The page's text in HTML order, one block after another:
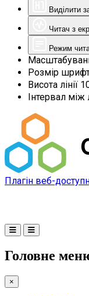
Виділити
Читач з
Режим
Розмір
Висота лінії
Інтервал між
Плагін веб-
Головне
×